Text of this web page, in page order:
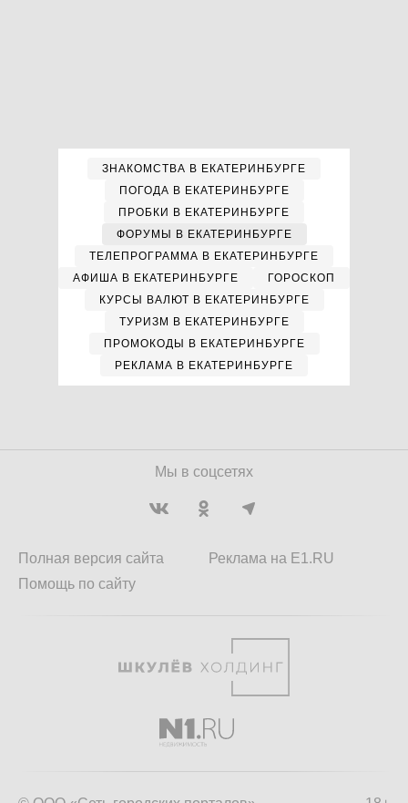
ЗНАКОМСТВА В ЕКАТЕРИНБУРГЕ
ПОГОДА В ЕКАТЕРИНБУРГЕ
ПРОБКИ В ЕКАТЕРИНБУРГЕ
ФОРУМЫ В ЕКАТЕРИНБУРГЕ
ТЕЛЕПРОГРАММА В ЕКАТЕРИНБУРГЕ
АФИША В ЕКАТЕРИНБУРГЕ
ГОРОСКОП
КУРСЫ ВАЛЮТ В ЕКАТЕРИНБУРГЕ
ТУРИЗМ В ЕКАТЕРИНБУРГЕ
ПРОМОКОДЫ В ЕКАТЕРИНБУРГЕ
РЕКЛАМА В ЕКАТЕРИНБУРГЕ
Мы в соцсетях
Полная версия сайта
Помощь по сайту
Реклама на E1.RU